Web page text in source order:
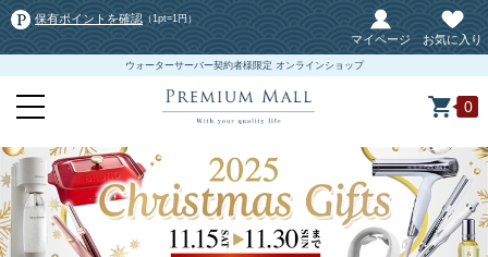
保有ポイントを確認 （1pt=1円）
マイページ お気に入り
ウォーターサーバー契約者様限定 オンラインショップ
0